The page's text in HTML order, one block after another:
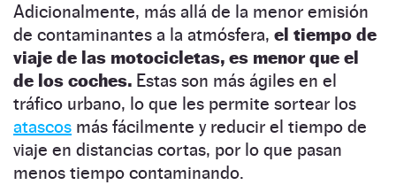
Adicionalmente, más allá de la menor emisión
de contaminantes a la atmósfera, el tiempo de
viaje de las motocicletas, es menor que el
de los coches. Estas son más ágiles en el
tráfico urbano, lo que les permite sortear los
atascos más fácilmente y reducir el tiempo de
viaje en distancias cortas, por lo que pasan
menos tiempo contaminando.